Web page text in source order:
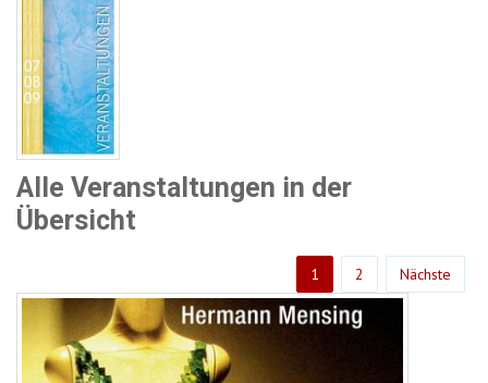
Alle Veranstaltungen in der
Übersicht
1 2 Nächste